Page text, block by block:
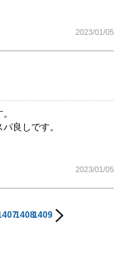
2023/01/05
良しです。
2023/01/05
14081409